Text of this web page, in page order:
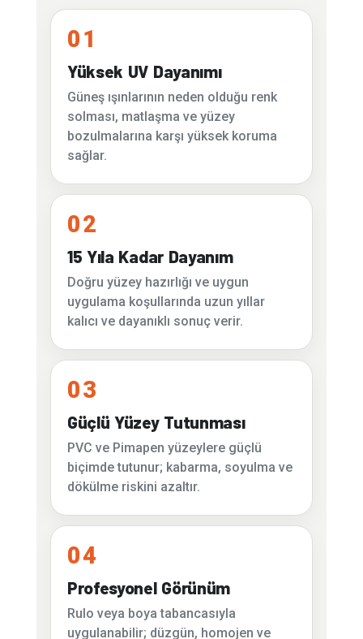
01
Yüksek UV Dayanımı
Güneş ışınlarının neden olduğu renk
solması, matlaşma ve yüzey
bozulmalarına karşı yüksek koruma
sağlar.
02
15 Yıla Kadar Dayanım
Doğru yüzey hazırlığı ve uygun
uygulama koşullarında uzun yıllar
kalıcı ve dayanıklı sonuç verir.
03
Güçlü Yüzey Tutunması
PVC ve Pimapen yüzeylere güçlü
biçimde tutunur; kabarma, soyulma ve
dökülme riskini azaltır.
04
Profesyonel Görünüm
Rulo veya boya tabancasıyla
uygulanabilir; düzgün, homojen ve